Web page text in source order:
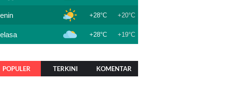
+28°C +20°C
+28°C +19°C
POPULER TERKINI KOMENTAR